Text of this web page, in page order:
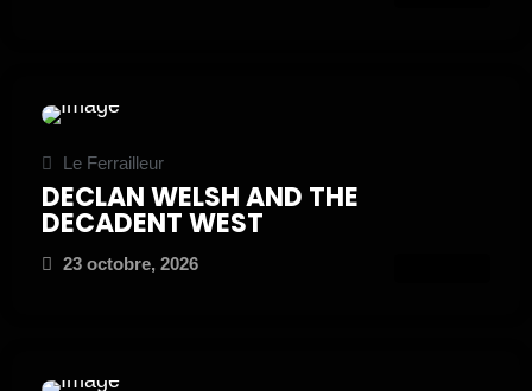
Le Ferrailleur
DECLAN WELSH AND THE
DECADENT WEST
23 octobre, 2026